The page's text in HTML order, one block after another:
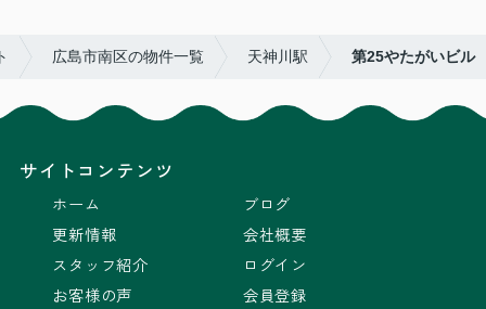
広島市南区の物件一覧 天神川駅 第25やたがいビル
サイトコンテンツ
ホーム
更新情報
スタッフ紹介
お客様の声
ブログ
会社概要
ログイン
会員登録